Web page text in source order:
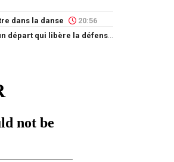
dans la danse
20:56